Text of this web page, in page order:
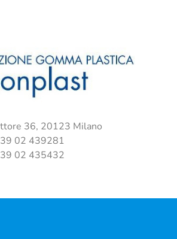
36, 20123 Milano
02 439281
02 435432